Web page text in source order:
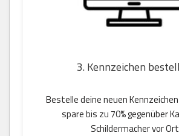
3. Kennzeichen
Bestelle deine neuen
spare bis zu 70% gegenüber
Schildermacher vor